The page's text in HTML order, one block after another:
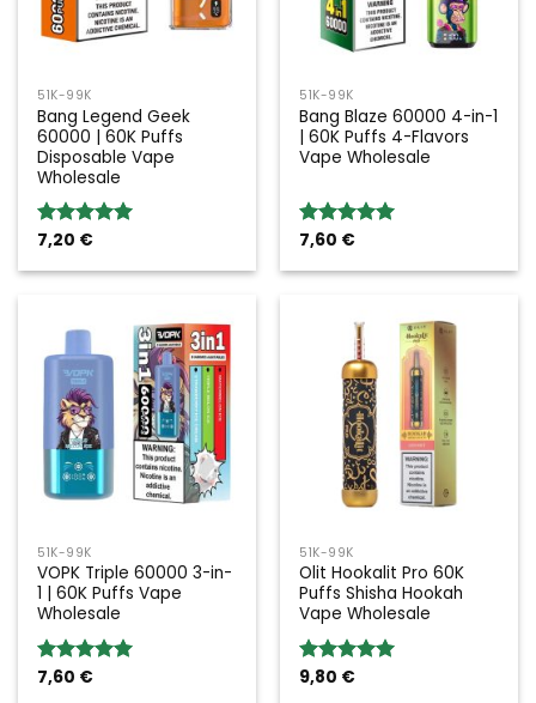
51K-99K
Bang Legend Geek
60000 | 60K Puffs
Disposable Vape
Wholesale
Valoración:
5
7,20 €
51K-99K
Bang Blaze 60000 4-in-1
| 60K Puffs 4-Flavors
Vape Wholesale
Valoración:
5
7,60 €
51K-99K
VOPK Triple 60000 3-in-
1 | 60K Puffs Vape
Wholesale
Valoración:
7,60 €
51K-99K
Olit Hookalit Pro 60K
Puffs Shisha Hookah
Vape Wholesale
Valoración:
9,80 €